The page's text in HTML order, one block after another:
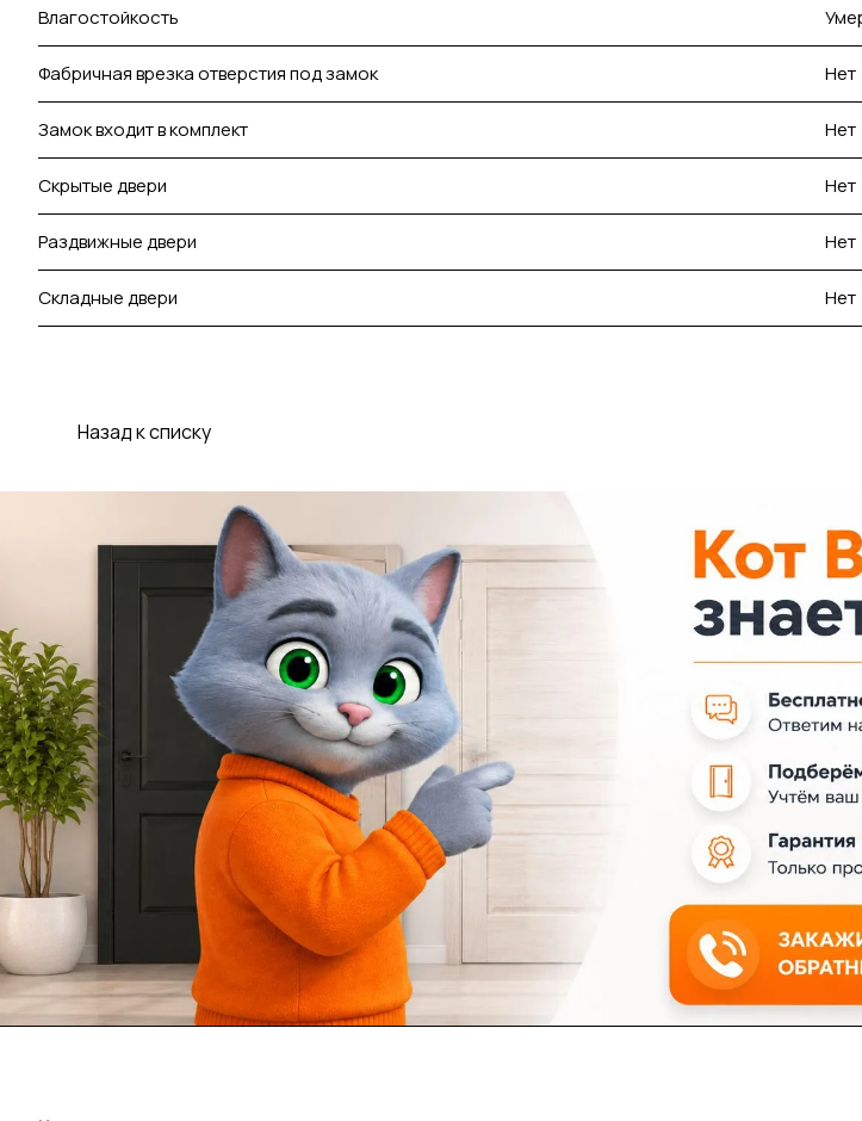
Влагостойкость
Фабричная врезка отверстия под замок Нет
Замок входит в комплект Нет
Скрытые двери Нет
Раздвижные двери Нет
Складные двери Нет
Назад к списку